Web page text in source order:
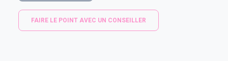
FAIRE LE POINT AVEC UN CONSEILLER